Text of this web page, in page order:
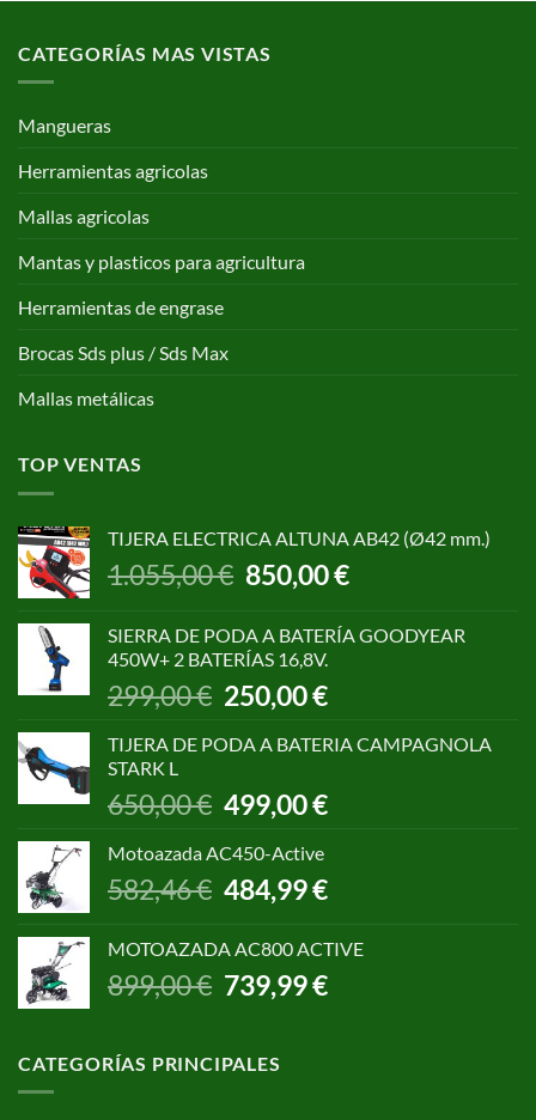
CATEGORÍAS MAS VISTAS
Mangueras
Herramientas agricolas
Mallas agricolas
Mantas y plasticos para agricultura
Herramientas de engrase
Brocas Sds plus / Sds Max
Mallas metálicas
TOP VENTAS
TIJERA ELECTRICA ALTUNA AB42 (Ø42 mm.)
1.055,00€ El
precio
era:
1.055,00 €.
850,00€El
precio
es:
SIERRA DE PODA A BATERÍA GOODYEAR
450W+ 2 BATERÍAS 16,8V.
299,00€ El
precio
original
299,00 €.
250,00€El
precio
actual
250,00 €.
TIJERA DE PODA A BATERIA CAMPAGNOLA
STARK L
650,00€
El
precio
original
650,00 €.
499,00€El
precio
499,00 €.
Motoazada AC450-Active
582,46€
El
precio
era:
582,46 €.
484,99€El
precio
es:
484,99 €.
MOTOAZADA AC800 ACTIVE
899,00€ El
precio
era:
899,00 €.
739,99€El
precio
CATEGORÍAS PRINCIPALES